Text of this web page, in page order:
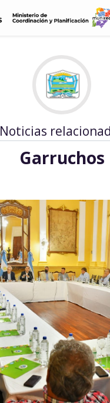
Noticias
Garruchos